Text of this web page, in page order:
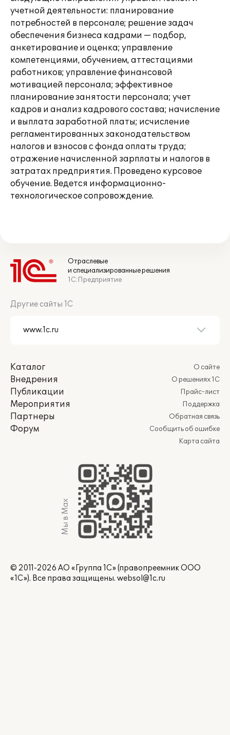
учетной деятельности: планирование
потребностей в персонале; решение задач
обеспечения бизнеса кадрами — подбор,
анкетирование и оценка; управление
компетенциями, обучением, аттестациями
работников; управление финансовой
мотивацией персонала; эффективное
планирование занятости персонала; учет
кадров и анализ кадрового состава; начисление
и выплата заработной платы; исчисление
регламентированных законодательством
налогов и взносов с фонда оплаты труда;
отражение начисленной зарплаты и налогов в
затратах предприятия. Проведено курсовое
обучение. Ведется информационно-
технологическое сопровождение.
Отраслевые
и специализированные решения
1С:Предприятие
Другие сайты 1С
Каталог
Внедрения
Публикации
Мероприятия
Партнеры
Форум
О сайте
О решениях 1С
Прайс-лист
Поддержка
Обратная связь
Сообщить об ошибке
Карта сайта
Мы в Max
© 2011-2026 АО «Группа 1С» (правопреемник ООО
«1С»). Все права защищены. websol@1c.ru